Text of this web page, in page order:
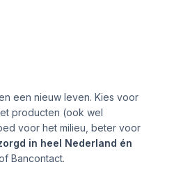
een nieuw leven. Kies voor
producten (ook wel
voor het milieu, beter voor
in heel Nederland én
Bancontact.